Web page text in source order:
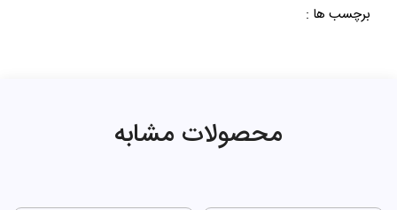
برچسب ها :
محصولات مشابه